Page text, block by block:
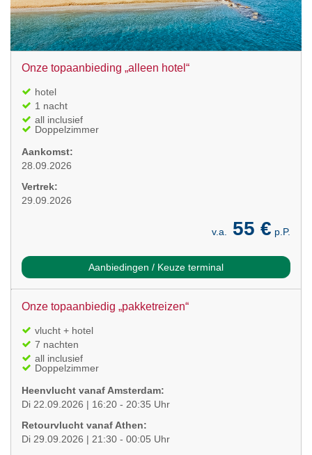
Onze topaanbieding „alleen hotel“
hotel
1 nacht
all inclusief
Doppelzimmer
Aankomst:
28.09.2026
Vertrek:
29.09.2026
v.a. 55 € p.P.
Aanbiedingen / Keuze terminal
Onze topaanbiedig „pakketreizen“
vlucht + hotel
7 nachten
all inclusief
Doppelzimmer
Heenvlucht vanaf Amsterdam:
Di 22.09.2026 | 16:20 - 20:35 Uhr
Retourvlucht vanaf Athen:
Di 29.09.2026 | 21:30 - 00:05 Uhr